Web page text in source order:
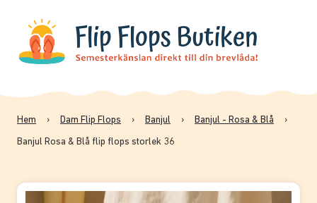
Hem › Dam Flip Flops › Banjul › Banjul - Rosa & Blå ›
Banjul Rosa & Blå flip flops storlek 36